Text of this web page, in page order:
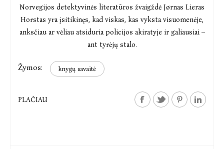
Norvegijos detektyvinės literatūros žvaigždė Jørnas Lieras
Horstas yra įsitikinęs, kad viskas, kas vyksta visuomenėje,
anksčiau ar vėliau atsiduria policijos akiratyje ir galiausiai –
ant tyrėjų stalo.
Žymos: knygų savaitė
PLAČIAU